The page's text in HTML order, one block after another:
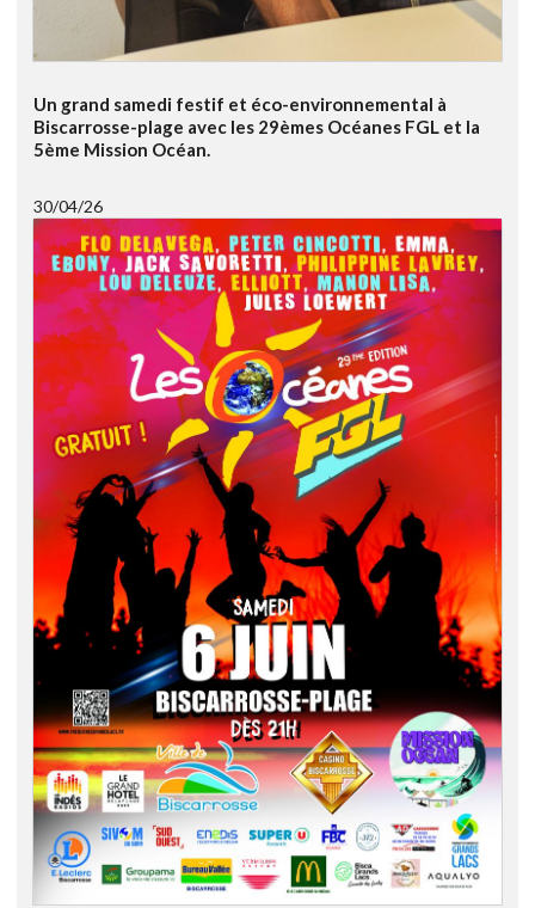
Un grand samedi festif et éco-environnemental à
Biscarrosse-plage avec les 29èmes Océanes FGL et la
5ème Mission Océan.
30/04/26